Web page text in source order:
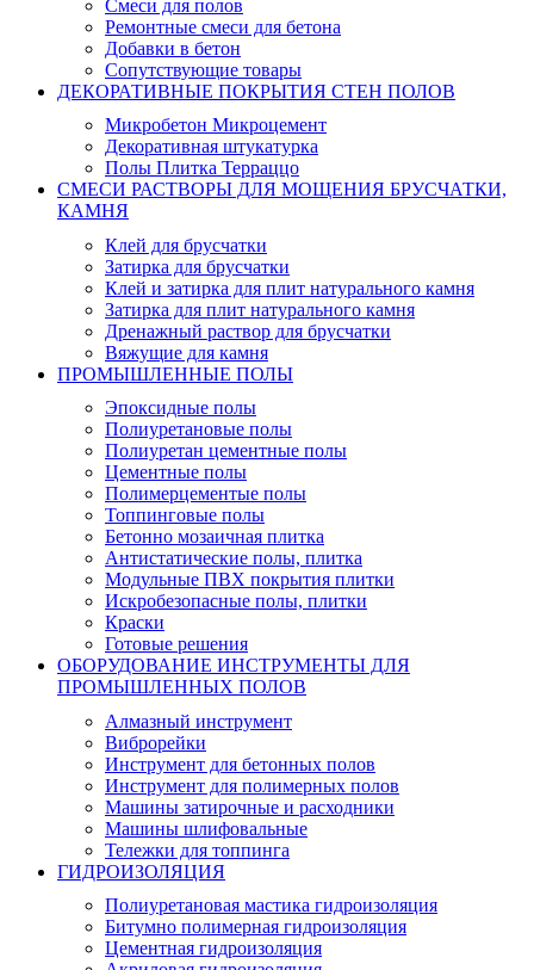
Смеси для полов
Ремонтные смеси для бетона
Добавки в бетон
Сопутствующие товары
ДЕКОРАТИВНЫЕ ПОКРЫТИЯ СТЕН ПОЛОВ
Микробетон Микроцемент
Декоративная штукатурка
Полы Плитка Терраццо
СМЕСИ РАСТВОРЫ ДЛЯ МОЩЕНИЯ БРУСЧАТКИ,
КАМНЯ
Клей для брусчатки
Затирка для брусчатки
Клей и затирка для плит натурального камня
Затирка для плит натурального камня
Дренажный раствор для брусчатки
Вяжущие для камня
ПРОМЫШЛЕННЫЕ ПОЛЫ
Эпоксидные полы
Полиуретановые полы
Полиуретан цементные полы
Цементные полы
Полимерцементые полы
Топпинговые полы
Бетонно мозаичная плитка
Антистатические полы, плитка
Модульные ПВХ покрытия плитки
Искробезопасные полы, плитки
Краски
Готовые решения
ОБОРУДОВАНИЕ ИНСТРУМЕНТЫ ДЛЯ
ПРОМЫШЛЕННЫХ ПОЛОВ
Алмазный инструмент
Виброрейки
Инструмент для бетонных полов
Инструмент для полимерных полов
Машины затирочные и расходники
Машины шлифовальные
Тележки для топпинга
ГИДРОИЗОЛЯЦИЯ
Полиуретановая мастика гидроизоляция
Битумно полимерная гидроизоляция
Цементная гидроизоляция